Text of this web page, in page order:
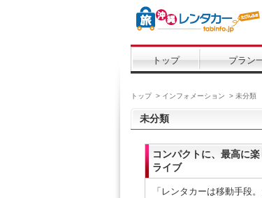
トップ プラン
トップ インフォメーション 未分類
未分類
コンパクトに、最高に
ライブ
「レンタカーは移動手段